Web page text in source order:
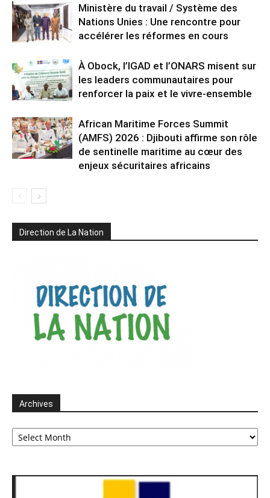
Ministère du travail / Système des
Nations Unies : Une rencontre pour
accélérer les réformes en cours
À Obock, l’IGAD et l’ONARS misent sur
les leaders communautaires pour
renforcer la paix et le vivre-ensemble
African Maritime Forces Summit
(AMFS) 2026 : Djibouti affirme son rôle
de sentinelle maritime au cœur des
enjeux sécuritaires africains
Direction de La Nation
Archives
Archives